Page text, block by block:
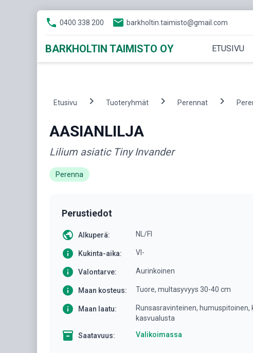
phone 0400 338 200 email barkholtin.taimisto@gmail.com
BARKHOLTIN TAIMISTO OY ETUSIVU
Etusivu chevron_right Tuoteryhmät chevron_right Perennat chevron_right
AASIANLILJA
Lilium asiatic Tiny Invander
Perenna
Perustiedot
public Alkuperä: NL/FI
info Kukinta-aika: VI-
info Valontarve: Aurinkoinen
info Maan kosteus: Tuore, multasyvyys 30-40 cm
info Maan laatu:
Runsasravinteinen, humuspitoinen,
kasvualusta
inventory Saatavuus: Valikoimassa